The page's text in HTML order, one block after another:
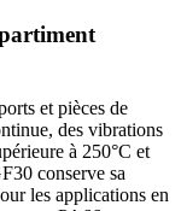
et pièces de
des vibrations
à 250°C et
conserve sa
les applications en